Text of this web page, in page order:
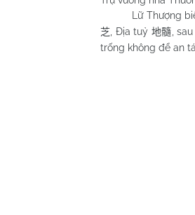
Lữ Thượng biết
芝 , Địa tuỷ 地髓 ,
trống không để an
Huỳnh
Quy